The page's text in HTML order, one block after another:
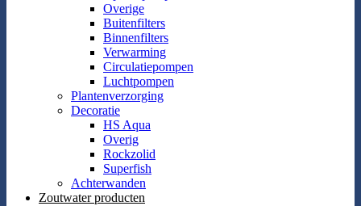
Overige
Buitenfilters
Binnenfilters
Verwarming
Circulatiepompen
Luchtpompen
Plantenverzorging
Decoratie
HS Aqua
Overig
Rockzolid
Superfish
Achterwanden
Zoutwater producten